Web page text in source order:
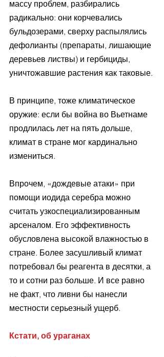
массу проблем, разбирались
радикально: они корчевались
бульдозерами, сверху распылялись
дефолианты (препараты, лишающие
деревьев листвы) и гербициды,
уничтожавшие растения как таковые.
В принципе, тоже климатическое
оружие: если бы война во Вьетнаме
продлилась лет на пять дольше,
климат в стране мог кардинально
измениться.
Впрочем, «дождевые атаки» при
помощи иодида серебра можно
считать узкоспециализированным
арсеналом. Его эффективность
обусловлена высокой влажностью в
стране. Более засушливый климат
потребовал бы реагента в десятки, а
то и сотни раз больше. И все равно
не факт, что ливни бы нанесли
местности серьезный ущерб.
Кстати, об ураганах